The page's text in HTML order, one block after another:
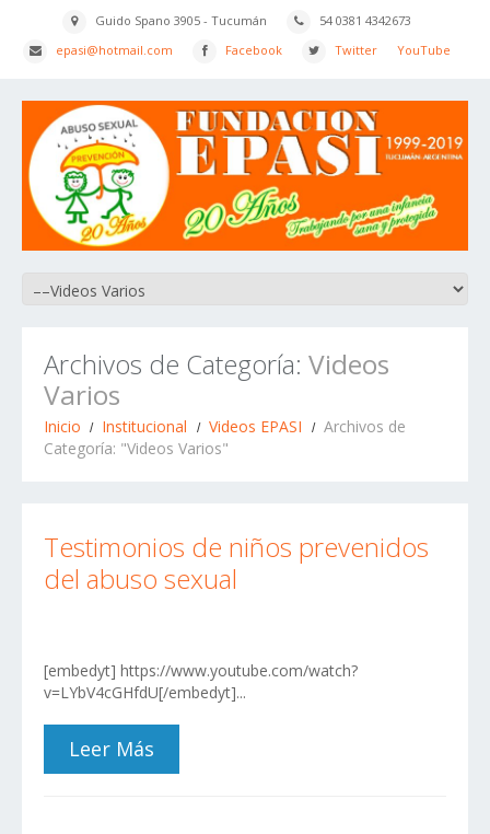
Guido Spano 3905 - Tucumán
54 0381 4342673
epasi@hotmail.com
Facebook Twitter YouTube
Archivos de Categoría: Videos
Varios
Inicio Institucional Videos EPASI
Archivos de
Categoría: "Videos Varios"
Testimonios de niños prevenidos
del abuso sexual
[embedyt] https://www.youtube.com/watch?
v=LYbV4cGHfdU[/embedyt]...
Leer Más